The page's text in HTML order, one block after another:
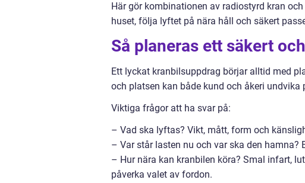
Här gör kombinationen av radiostyrd kran
huset, följa lyftet på nära håll och säkert
Så planeras ett säkert
Ett lyckat kranbilsuppdrag börjar alltid med
och platsen kan både kund och åkeri
Viktiga frågor att ha svar på:
– Vad ska lyftas? Vikt, mått, form och
– Var står lasten nu och var ska den hamna?
– Hur nära kan kranbilen köra? Smal infart,
påverka valet av fordon.